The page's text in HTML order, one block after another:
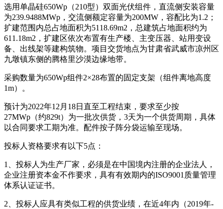
选用单晶硅650Wp（210型）双面光伏组件，直流侧安装容量
为239.9488MWp，交流侧额定容量为200MW，容配比为1.2；
扩建范围内总占地面积为5118.69m2，总建筑占地面积约为
611.18m2，扩建区依次布置有生产楼、主变压器、站用变设
备、出线架等建构筑物。项目交货地点为甘肃省武威市凉州区
九墩镇东侧的腾格里沙漠边缘地带。
采购数量为650Wp组件2×28布置的固定支架（组件离地高度
1m）。
预计为2022年12月18日直至工程结束，要求至少按
27MWp（约829t）为一批次供货，3天为一个供货周期，具体
以合同要求工期为准。配件按子阵分袋运输至现场。
投标人资格要求有以下5点：
1、投标人为生产厂家，必须是在中国境内注册的企业法人，
企业注册资本金不作要求，具有有效期内的ISO9001质量管理
体系认证证书。
2、投标人应具有类似工程的供货业绩，在近4年内（2019年-